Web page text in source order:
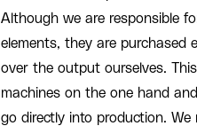
Although we are responsible
elements, they are purchased
over the output ourselves.
machines on the one hand
go directly into production.